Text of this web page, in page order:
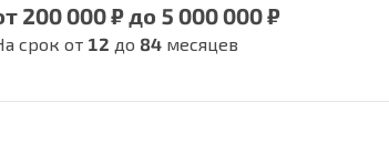
200 000 ₽ до 5 000 000 ₽
срок от 12 до 84месяцев